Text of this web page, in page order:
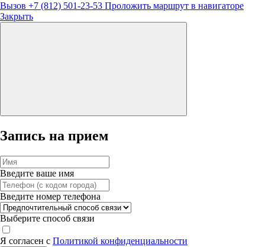
Вызов +7 (812) 501-23-53 Проложить маршрут в навигаторе
Закрыть
Запись на прием
Введите ваше имя
Введите номер телефона
Выберите способ связи
Я согласен с Политикой конфиденциальности